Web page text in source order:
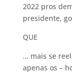
2022 pros
presidente,
QUE
… mais se
apenas os –